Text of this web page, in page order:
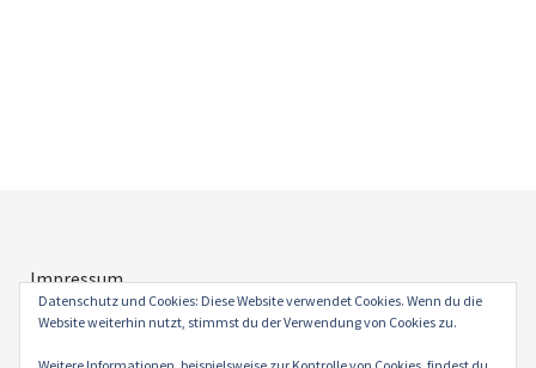
Impressum
Datenschutz
Datenschutz und Cookies: Diese Website verwendet Cookies. Wenn du die
Website weiterhin nutzt, stimmst du der Verwendung von Cookies zu.